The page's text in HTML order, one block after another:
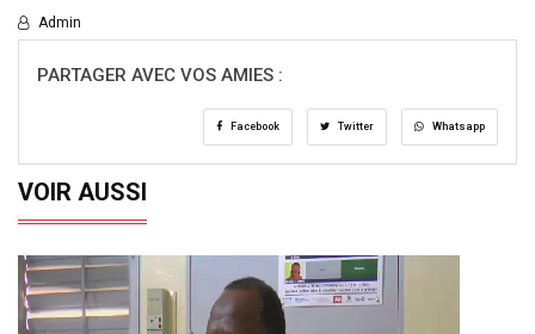
Admin
PARTAGER AVEC VOS AMIES :
Facebook Twitter Whatsapp
VOIR AUSSI